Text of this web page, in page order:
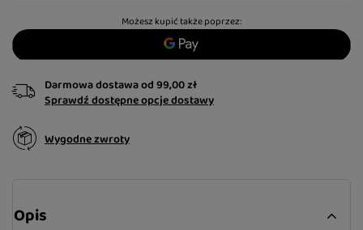
Możesz kupić także poprzez:
Darmowa dostawaod99,00 zł
Sprawdź dostępne opcje dostawy
Wygodne zwroty
Opis